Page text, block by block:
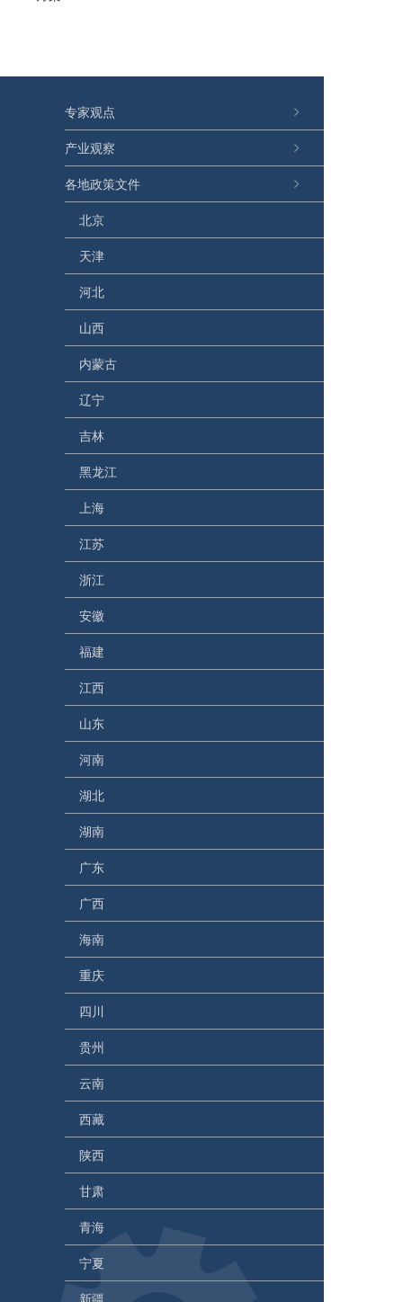
专家观点
产业观察
各地政策文件
北京
天津
河北
山西
内蒙古
辽宁
吉林
黑龙江
上海
江苏
浙江
安徽
福建
江西
山东
河南
湖北
湖南
广东
广西
海南
重庆
四川
贵州
云南
西藏
陕西
甘肃
青海
宁夏